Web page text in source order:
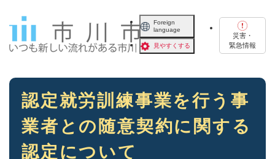
Foreign
language
見やすくする
災害・
緊急情報
本
認定就労訓練事業を行う事
業者との随意契約に関する
認定について